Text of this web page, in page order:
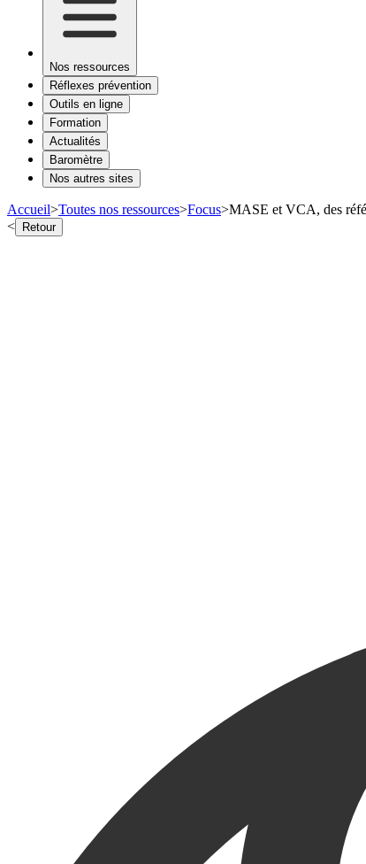
Nos ressources
Réflexes prévention
Outils en ligne
Formation
Actualités
Baromètre
Nos autres sites
Accueil>Toutes nos ressources>Focus>MASE et VCA, des
< Retour